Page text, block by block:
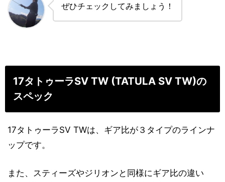
ぜひチェックしてみましょう！
17タトゥーラSV TW (TATULA SV TW)の
スペック
17タトゥーラSV TWは、ギア比が３タイプのラインナ
ップです。
また、スティーズやジリオンと同様にギア比の違い